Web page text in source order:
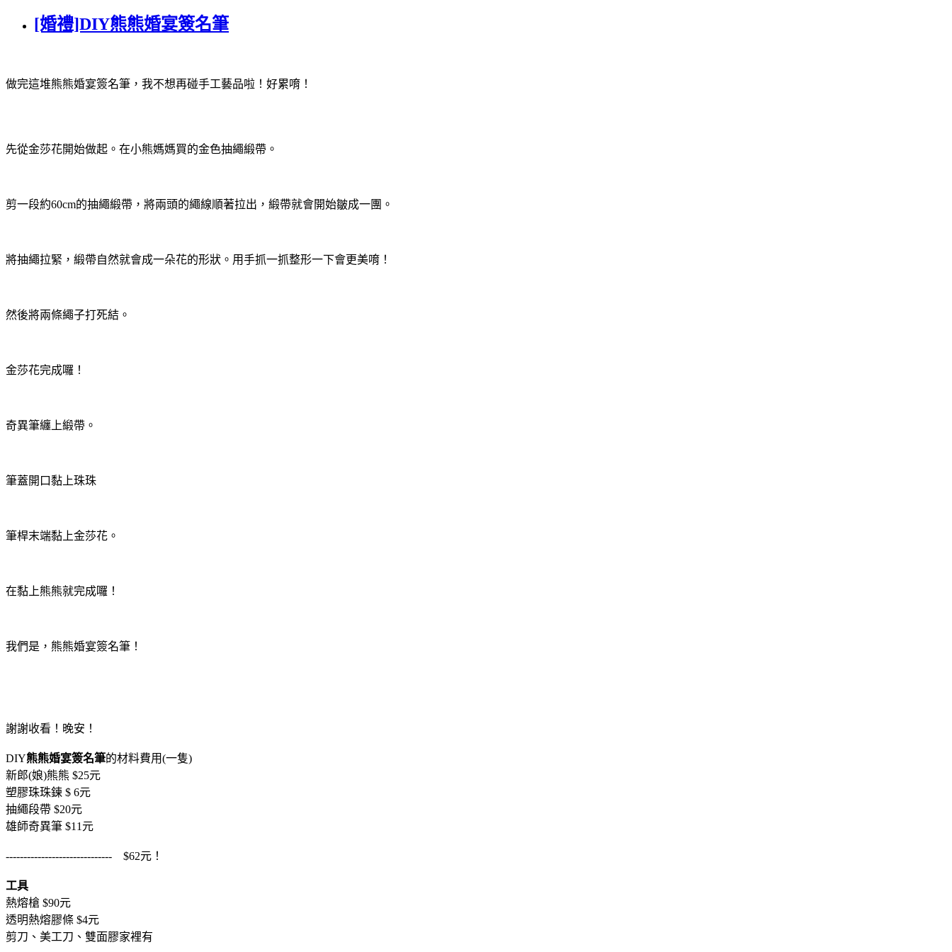
[婚禮]DIY熊熊婚宴簽名筆
做完這堆熊熊婚宴簽名筆，我不想再碰手工藝品啦！好累唷！
先從金莎花開始做起。在小熊媽媽買的金色抽繩緞帶。
剪一段約60cm的抽繩緞帶，將兩頭的繩線順著拉出，緞帶就會開始皺成一團。
將抽繩拉緊，緞帶自然就會成一朵花的形狀。用手抓一抓整形一下會更美唷！
然後將兩條繩子打死結。
金莎花完成囉！
奇異筆纏上緞帶。
筆蓋開口黏上珠珠
筆桿末端黏上金莎花。
在黏上熊熊就完成囉！
我們是，熊熊婚宴簽名筆！
謝謝收看！晚安！
DIY熊熊婚宴簽名筆的材料費用(一隻)
新郎(娘)熊熊 $25元
塑膠珠珠鍊 $ 6元
抽繩段帶 $20元
雄師奇異筆 $11元
------------------------------ $62元！
工具
熱熔槍 $90元
透明熱熔膠條 $4元
剪刀、美工刀、雙面膠家裡有